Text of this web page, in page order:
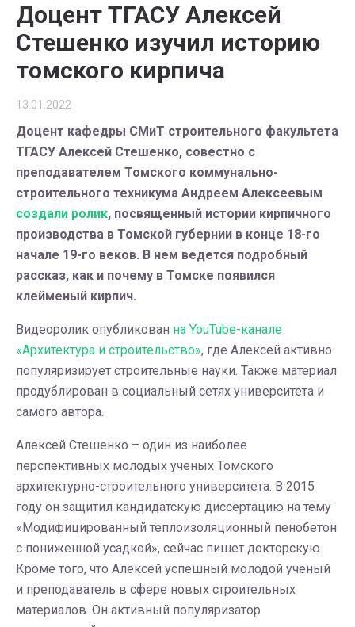
Доцент ТГАСУ Алексей
Стешенко изучил историю
томского кирпича
13.01.2022
Доцент кафедры СМиТ строительного факультета
ТГАСУ Алексей Стешенко, совестно с
преподавателем Томского коммунально-
строительного техникума Андреем Алексеевым
создали ролик, посвященный истории кирпичного
производства в Томской губернии в конце 18-го
начале 19-го веков. В нем ведется подробный
рассказ, как и почему в Томске появился
клейменый кирпич.
Видеоролик опубликован на YouTube-канале
«Архитектура и строительство», где Алексей активно
популяризирует строительные науки. Также материал
продублирован в социальный сетях университета и
самого автора.
Алексей Стешенко – один из наиболее
перспективных молодых ученых Томского
архитектурно-строительного университета. В 2015
году он защитил кандидатскую диссертацию на тему
«Модифицированный теплоизоляционный пенобетон
с пониженной усадкой», сейчас пишет докторскую.
Кроме того, что Алексей успешный молодой ученый
и преподаватель в сфере новых строительных
материалов. Он активный популяризатор